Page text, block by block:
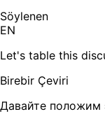
Söylenen
EN
Let's table this
Birebir Çeviri
Давайте положим